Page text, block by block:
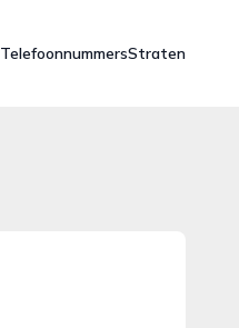
TelefoonnummersStraten